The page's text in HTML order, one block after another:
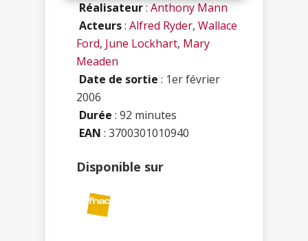
Réalisateur:Anthony Mann
Acteurs: Alfred Ryder, Wallace
Ford, June Lockhart, Mary
Meaden
Date de sortie : 1er février
2006
Durée : 92 minutes
EAN : 3700301010940
Disponible sur